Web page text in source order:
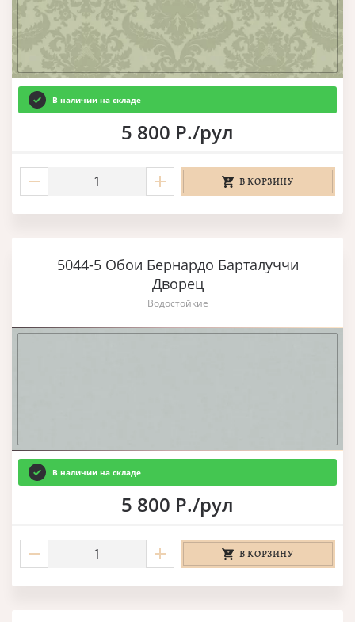
В наличии на складе
5 800 Р./рул
В КОРЗИНУ
5044-5 Обои Бернардо Барталуччи
Дворец
Водостойкие
В наличии на складе
5 800 Р./рул
В КОРЗИНУ